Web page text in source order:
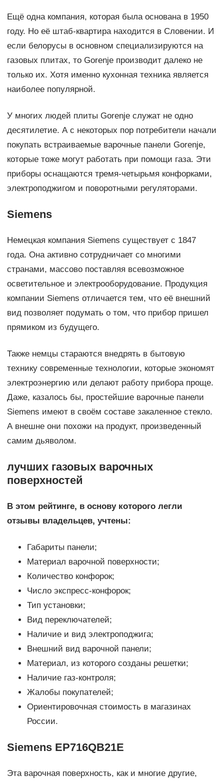
Ещё одна компания, которая была основана в 1950
году. Но её штаб-квартира находится в Словении. И
если белорусы в основном специализируются на
газовых плитах, то Gorenje производит далеко не
только их. Хотя именно кухонная техника является
наиболее популярной.
У многих людей плиты Gorenje служат не одно
десятилетие. А с некоторых пор потребители начали
покупать встраиваемые варочные панели Gorenje,
которые тоже могут работать при помощи газа. Эти
приборы оснащаются тремя-четырьмя конфорками,
электроподжигом и поворотными регуляторами.
Siemens
Немецкая компания Siemens существует с 1847
года. Она активно сотрудничает со многими
странами, массово поставляя всевозможное
осветительное и электрооборудование. Продукция
компании Siemens отличается тем, что её внешний
вид позволяет подумать о том, что прибор пришел
прямиком из будущего.
Также немцы стараются внедрять в бытовую
технику современные технологии, которые экономят
электроэнергию или делают работу прибора проще.
Даже, казалось бы, простейшие варочные панели
Siemens имеют в своём составе закаленное стекло.
А внешне они похожи на продукт, произведенный
самим дьяволом.
лучших газовых варочных
поверхностей
В этом рейтинге, в основу которого легли
отзывы владельцев, учтены:
Габариты панели;
Материал варочной поверхности;
Количество конфорок;
Число экспресс-конфорок;
Тип установки;
Вид переключателей;
Наличие и вид электроподжига;
Внешний вид варочной панели;
Материал, из которого созданы решетки;
Наличие газ-контроля;
Жалобы покупателей;
Ориентировочная стоимость в магазинах
России.
Siemens EP716QB21E
Эта варочная поверхность, как и многие другие,